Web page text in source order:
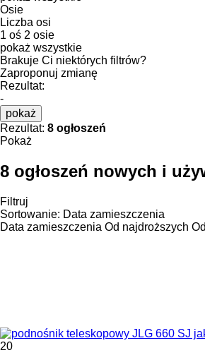
Osie
Liczba osi
1 oś 2 osie
pokaż wszystkie
Brakuje Ci niektórych filtrów?
Zaproponuj zmianę
Rezultat:
-
pokaż
Rezultat: 8 ogłoszeń
Pokaż
8 ogłoszeń nowych i
Filtruj
Sortowanie: Data zamieszczenia
Data zamieszczenia Od najdroższych
20